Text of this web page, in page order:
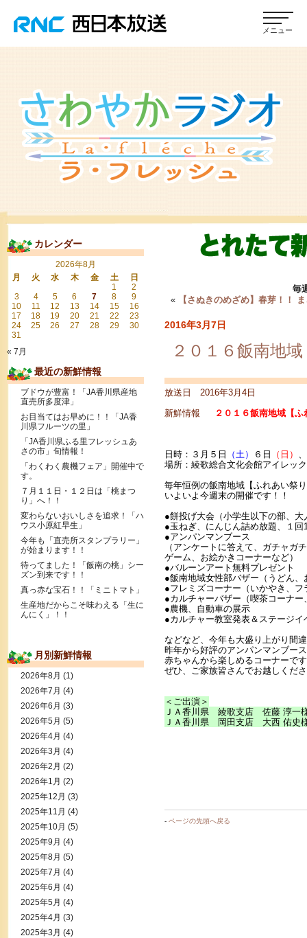
毎
«
【さぬきのめざめ】春芽！！
2016年3月7日
２０１６飯南地
放送日 2016年3月4日
新鮮情報
２０１６飯南地域【ふ
日時：３月５日 （土） ６日 （日）
場所：綾歌総合文化会館アイレッ
毎年恒例の飯南地域【ふれあい祭
いよいよ今週末の開催です！！
●餅投げ大会（小学生以下の部、大
●玉ねぎ、にんじん詰め放題、１回
●アンパンマンブース
（アンケートに答えて、ガチャガ
ゲーム、 お絵かきコーナーなど）
●バルーンアート無料プレゼント
●飯南地域女性部バザー（うどん
●フレミズコーナー（いかやき、
●カルチャーバザー（喫茶コーナ
●農機、自動車の展示
●カルチャー教室発表＆ステージイ
などなど、今年も大盛り上がり間
昨年から好評のアンパンマンブー
赤ちゃんから楽しめるコーナーで
ぜひ、ご家族皆さんでお越しくだ
＜ご出演＞
ＪＡ香川県 綾歌支店 佐藤 淳一
ＪＡ香川県 岡田支店 大西 佑史
- ページの先頭へ戻る
カレンダー
2026年8月
月
火 水 木 金 土
日
1
2
3
4 5 6 7 8
9
10
11 12 13 14 15
16
17
18 19 20 21 22
23
24
25 26 27 28 29
30
31
« 7月
最近の新鮮情報
ブドウが豊富！「JA香川県産地
直売所多度津」
お目当てはお早めに！！「JA香
川県フルーツの里」
「JA香川県ふる里フレッシュあ
さの市」旬情報！
「わくわく農機フェア」開催中で
す。
７月１１日・１２日は「桃まつ
り」へ！！
変わらないおいしさを追求！「ハ
ウス小原紅早生」
今年も「直売所スタンプラリー」
が始まります！！
待ってました！「飯南の桃」シー
ズン到来です！！
真っ赤な宝石！！「ミニトマト」
生産地だからこそ味わえる「生に
んにく」！！
月別新鮮情報
2026年8月 (1)
2026年7月 (4)
2026年6月 (3)
2026年5月 (5)
2026年4月 (4)
2026年3月 (4)
2026年2月 (2)
2026年1月 (2)
2025年12月 (3)
2025年11月 (4)
2025年10月 (5)
2025年9月 (4)
2025年8月 (5)
2025年7月 (4)
2025年6月 (4)
2025年5月 (4)
2025年4月 (3)
2025年3月 (4)